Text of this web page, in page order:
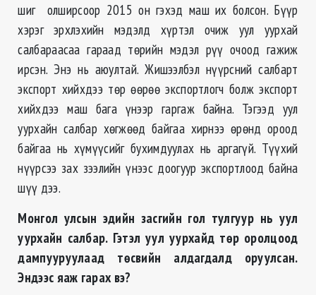
шиг олширсоор 2015 он гэхэд маш их болсон. Бүүр
хэрэг эрхлэхийн мэдэлд хүртэл очиж уул уурхай
салбараасаа гараад төрийн мэдэл рүү очоод гажиж
ирсэн. Энэ нь аюултай. Жишээлбэл нүүрсний салбарт
экспорт хийхдээ төр өөрөө экспортлогч болж экспорт
хийхдээ маш бага үнээр гаргаж байна. Тэгээд уул
уурхайн салбар хөгжөөд байгаа хирнээ өрөнд ороод
байгаа нь хүмүүсийг бухимдуулах нь аргагүй. Түүхий
нүүрсээ зах зээлийн үнээс доогуур экспортлоод байна
шүү дээ.
Монгол улсын эдийн засгийн гол тулгуур нь уул
уурхайн салбар. Гэтэл уул уурхайд төр оролцоод
дампууруулаад төсвийн алдагдалд оруулсан.
Эндээс яаж гарах вэ?